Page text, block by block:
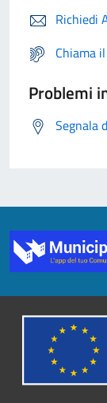
Richiedi
Chiama
Problemi
Segnala